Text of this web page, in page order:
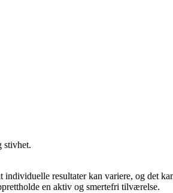
stivhet.
resultater kan variere, og det
en aktiv og smertefri tilværelse.